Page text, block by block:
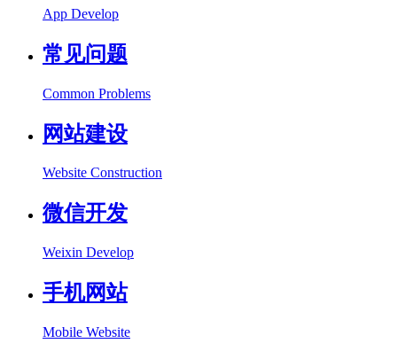
App Develop
常见问题
Common Problems
网站建设
Website Construction
微信开发
Weixin Develop
手机网站
Mobile Website